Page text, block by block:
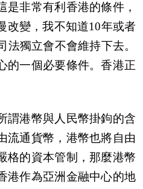
是非常有利香港的條件，
改變，我不知道10年或者
法獨立會不會維持下去。
的一個必要條件。香港正
謂港幣與人民幣掛鉤的含
流通貨幣，港幣也將自由
格的資本管制，那麼港幣
港作為亞洲金融中心的地